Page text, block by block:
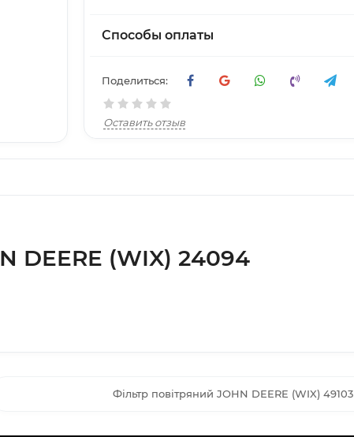
Способы оплаты
Поделиться:
Оставить отзыв
DEERE (WIX) 24094
Фільтр повітряний JOHN DEERE (WIX) 49103